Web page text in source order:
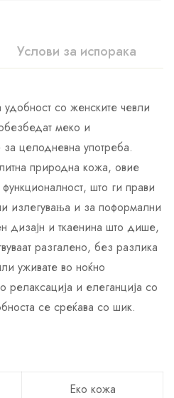
Услови за испорака
со женските чевли
меко и
целодневна употреба.
природна кожа, овие
што ги прави
излегувања и за поформални
дизајн и ткаенина што дише,
разгалено, без разлика
уживате во ноќно
релаксација и елеганција со
се среќава со шик.
Еко кожа